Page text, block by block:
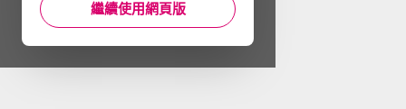
繼續使用網頁版